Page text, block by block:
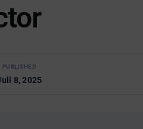
PUBLISHED
8, 2025